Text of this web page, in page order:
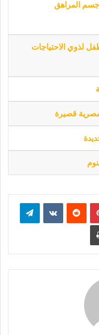
المراهق
لذوي الاحتياجات
قصيرة
بينتيريست
‏Reddit
‏VKontakte تيلقرام
طباعة